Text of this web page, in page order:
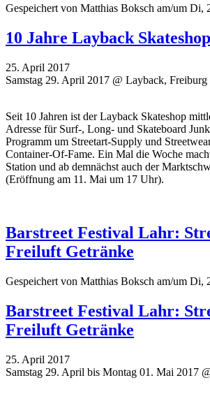
Gespeichert von Matthias Boksch am/um Di,
10 Jahre Layback
25. April 2017
Samstag 29. April 2017 @ Layback, Freiburg
Seit 10 Jahren ist der Layback Skateshop
Adresse für Surf-, Long- und Skateboard
Programm um Streetart-Supply und
Container-Of-Fame. Ein Mal die Woche
Station und ab demnächst auch der
(Eröffnung am 11. Mai um 17 Uhr).
Barstreet Festival Lahr:
Freiluft Getränke
Gespeichert von Matthias Boksch am/um Di,
Barstreet Festival Lahr:
Freiluft Getränke
25. April 2017
Samstag 29. April bis Montag 01. Mai 2017